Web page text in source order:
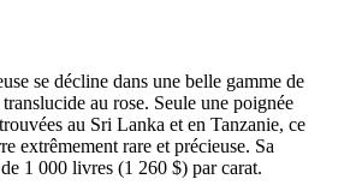
se décline dans une belle gamme de
au rose. Seule une poignée
au Sri Lanka et en Tanzanie, ce
extrêmement rare et précieuse. Sa
1 000 livres (1 260 $) par carat.